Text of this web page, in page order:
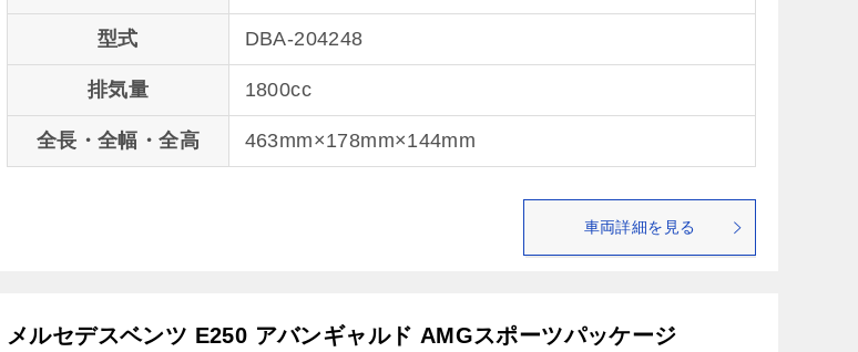
型式 DBA-204248
排気量 1800cc
全長・全幅・全高 463mm×178mm×144mm
車両詳細を見る
メルセデスベンツ E250 アバンギャルド AMGスポーツパッケージ